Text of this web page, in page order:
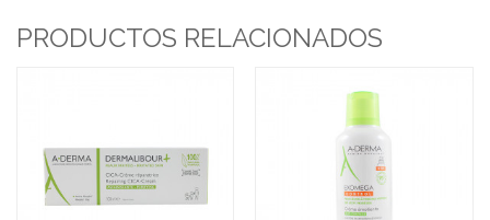
PRODUCTOS RELACIONADOS